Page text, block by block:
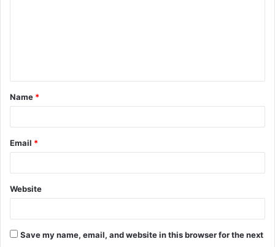
t
*
Name *
Email *
Website
Save my name, email, and website in this browser for the next